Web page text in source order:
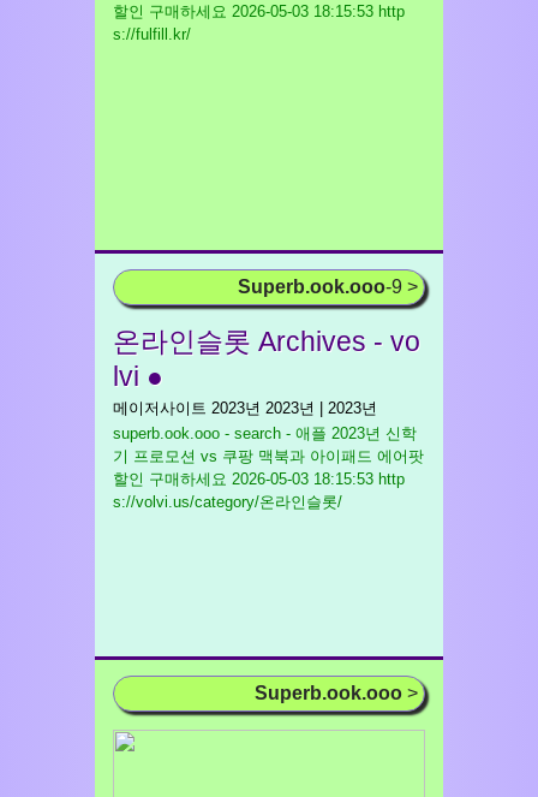
할인 구매하세요 2026-05-03 18:15:53 http
s://fulfill.kr/
Superb.ook.ooo-9 >
온라인슬롯 Archives - vo
lvi ●
메이저사이트 2023년 2023년 | 2023년
superb.ook.ooo - search - 애플 2023년 신학
기 프로모션 vs 쿠팡 맥북과 아이패드 에어팟
할인 구매하세요 2026-05-03 18:15:53 http
s://volvi.us/category/온라인슬롯/
Superb.ook.ooo >